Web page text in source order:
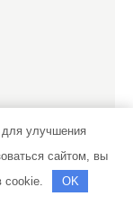
для улучшения
сайтом, вы
cookie.
OK